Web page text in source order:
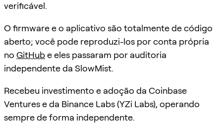
verificável.
O firmware e o aplicativo são totalmente de código
aberto; você pode reproduzi-los por conta própria
no GitHube eles passaram por auditoria
independente da SlowMist.
Recebeu investimento e adoção da Coinbase
Ventures e da Binance Labs (YZi Labs), operando
sempre de forma independente.